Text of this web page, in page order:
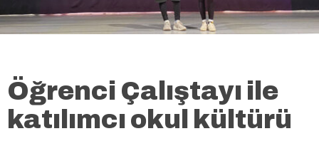
Öğrenci Çalıştayı ile
katılımcı okul kültürü